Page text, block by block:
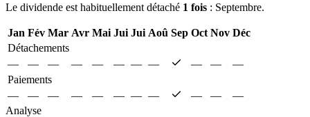
Le dividende est habituellement détaché 1 fois : Septembre.
Jan Fév Mar Avr Mai Jui Jui Aoû Sep Oct Nov Déc
Détachements
—
— — — — — — — — —
—
Paiements
—
— — — — — — — — —
—
Analyse